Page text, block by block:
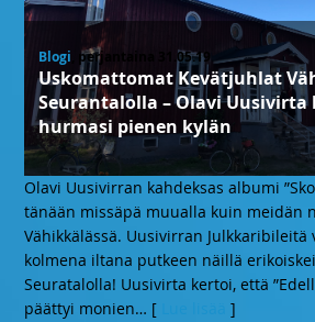
Blogi , perjantaina 31.05.19
Uskomattomat Kevätjuhlat
Seurantalolla – Olavi
hurmasi pienen kylän
Olavi Uusivirran kahdeksas albumi
tänään missäpä muualla kuin meidän
Vähikkälässä. Uusivirran
kolmena iltana putkeen näillä
Seuratalolla! Uusivirta kertoi, että
päättyi monien… [ ]